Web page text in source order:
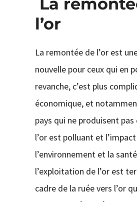
l’or
La remontée de l’or est
nouvelle pour ceux qui en
revanche, c’est plus
économique, et
pays qui ne produisent pas
l’or est polluant et
l’environnement et la
l’exploitation de l’or est
cadre de la ruée vers l’or